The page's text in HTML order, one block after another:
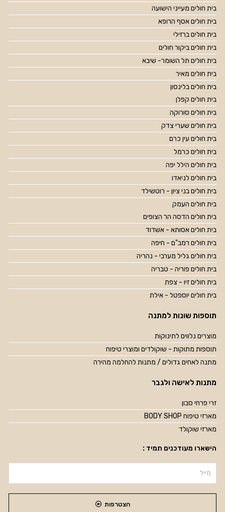
בית חולים מעייני הישועה
בית חולים אסף הרופא
בית חולים ברזילי
בית חולים ביקור חולים
בית חולים תל השומר- שיבא
בית חולים מאיר
בית חולים בלינסון
בית חולים קפלן
בית חולים סורוקה
בית חולים שערי צדק
בית חולים עין כרם
בית חולים כרמל
בית חולים הילל יפה
בית חולים לניאדו
בית חולים בני ציון - רוטשילד
בית חולים העמק
בית חולים הדסה הר הצופים
בית חולים אסותא - אשדוד
בית חולים רמב"ם - חיפה
בית חולים גליל מערבי - נהריה
בית חולים פוריה - טבריה
בית חולים זיו - צפת
בית חולים יוספטל - אילת
תוספות שונות למתנה
מוצרים נלווים לתינוקות
תוספות מתוקות - שוקולדים ומוצרי טיפוח
מתנה לאחים גדולים / מתנות להחלמה מהירה
מתנות לאישה ולגבר
זרי פרחי סבון
מארזי טיפוח BODY SHOP
מארזי שוקולד
הישארו מעודכנים תמיד :
הצטרפות